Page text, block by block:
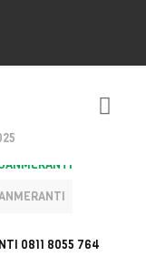
0811 8055 764